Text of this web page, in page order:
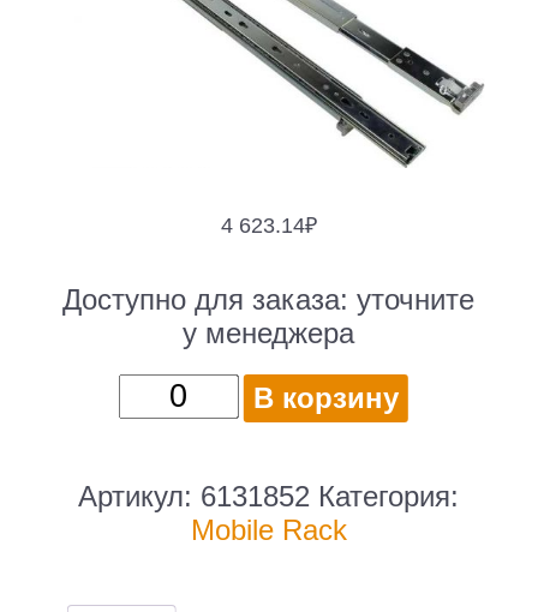
4 623.14₽
Доступно для заказа:уточните
у менеджера
Количество
товара
Рельсы
В корзину
Артикул: 6131852 Категория:
Mobile Rack